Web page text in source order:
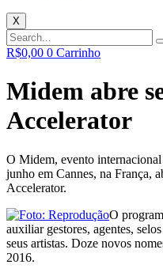
X
R$0,00 0 Carrinho
Midem abre
Accelerator
O Midem, evento
junho em Cannes, na França,
Accelerator.
O
auxiliar gestores, agentes,
seus artistas. Doze novos
2016.